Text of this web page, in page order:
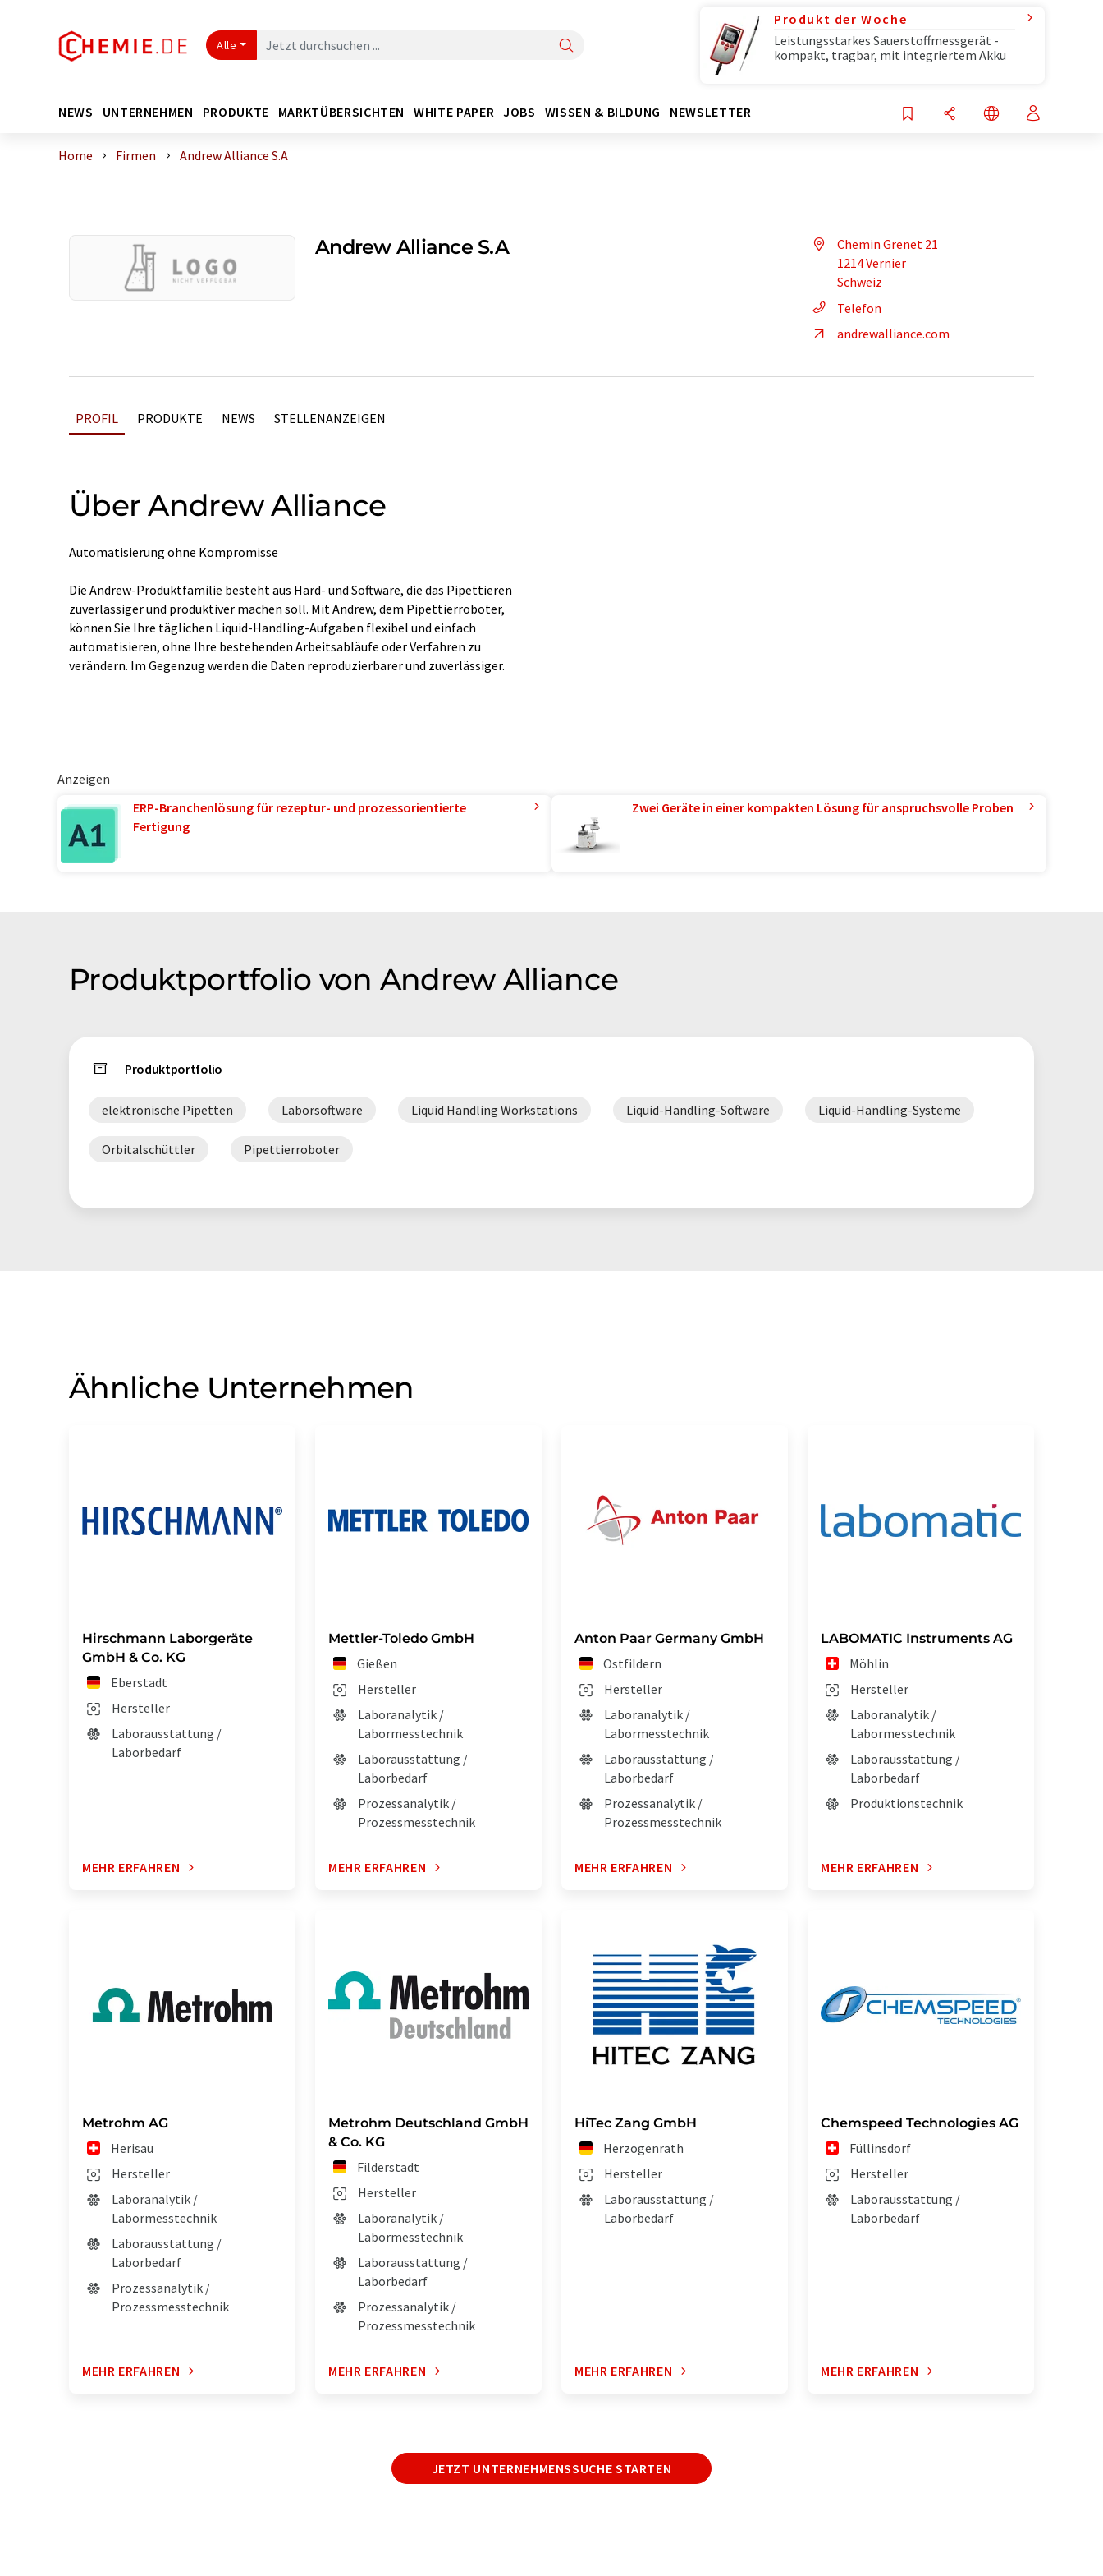
Alle
Produkt der Woche
Leistungsstarkes Sauerstoffmessgerät -
kompakt, tragbar, mit integriertem Akku
NEWS UNTERNEHMEN PRODUKTE MARKTÜBERSICHTEN WHITE PAPER JOBS WISSEN & BILDUNG NEWSLETTER
Home Firmen Andrew Alliance S.A
Andrew Alliance S.A
Chemin Grenet 21
1214 Vernier
Schweiz
Telefon
andrewalliance.com
PROFIL PRODUKTE NEWS STELLENANZEIGEN
Über Andrew Alliance
Automatisierung ohne Kompromisse
Die Andrew-Produktfamilie besteht aus Hard- und Software, die das Pipettieren
zuverlässiger und produktiver machen soll. Mit Andrew, dem Pipettierroboter,
können Sie Ihre täglichen Liquid-Handling-Aufgaben flexibel und einfach
automatisieren, ohne Ihre bestehenden Arbeitsabläufe oder Verfahren zu
verändern. Im Gegenzug werden die Daten reproduzierbarer und zuverlässiger.
Anzeigen
ERP-Branchenlösung für rezeptur- und prozessorientierte
Fertigung
Zwei Geräte in einer kompakten Lösung für anspruchsvolle Proben
Produktportfolio von Andrew Alliance
Produktportfolio
elektronische Pipetten Laborsoftware Liquid Handling Workstations Liquid-Handling-Software Liquid-Handling-Systeme
Orbitalschüttler Pipettierroboter
Ähnliche Unternehmen
Hirschmann Laborgeräte
GmbH & Co. KG
Eberstadt
Hersteller
Laborausstattung /
Laborbedarf
MEHR ERFAHREN
Mettler-Toledo GmbH
Gießen
Hersteller
Laboranalytik /
Labormesstechnik
Laborausstattung /
Laborbedarf
Prozessanalytik /
Prozessmesstechnik
MEHR ERFAHREN
Anton Paar Germany GmbH
Ostfildern
Hersteller
Laboranalytik /
Labormesstechnik
Laborausstattung /
Laborbedarf
Prozessanalytik /
Prozessmesstechnik
MEHR ERFAHREN
LABOMATIC Instruments AG
Möhlin
Hersteller
Laboranalytik /
Labormesstechnik
Laborausstattung /
Laborbedarf
Produktionstechnik
MEHR ERFAHREN
Metrohm AG
Herisau
Hersteller
Laboranalytik /
Labormesstechnik
Laborausstattung /
Laborbedarf
Prozessanalytik /
Prozessmesstechnik
MEHR ERFAHREN
Metrohm Deutschland GmbH
& Co. KG
Filderstadt
Hersteller
Laboranalytik /
Labormesstechnik
Laborausstattung /
Laborbedarf
Prozessanalytik /
Prozessmesstechnik
MEHR ERFAHREN
HiTec Zang GmbH
Herzogenrath
Hersteller
Laborausstattung /
Laborbedarf
MEHR ERFAHREN
Chemspeed Technologies AG
Füllinsdorf
Hersteller
Laborausstattung /
Laborbedarf
MEHR ERFAHREN
JETZT UNTERNEHMENSSUCHE STARTEN